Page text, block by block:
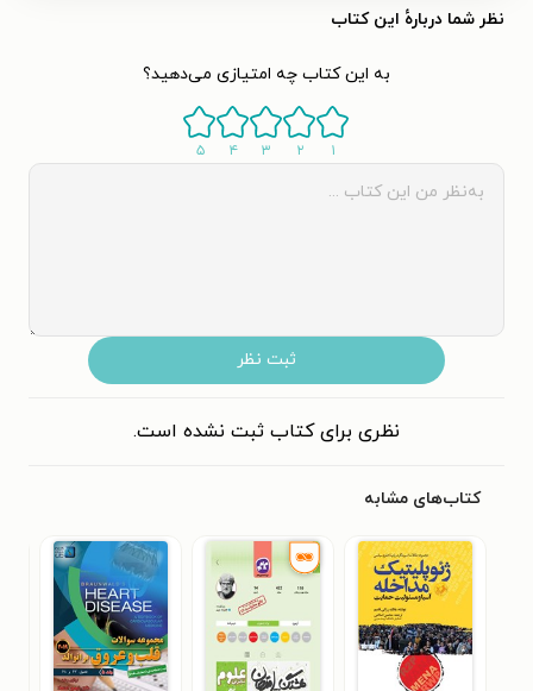
نظر شما دربارهٔ این کتاب
به این کتاب چه امتیازی می‌دهید؟
۱ ۲ ۳ ۴ ۵
ثبت نظر
نظری برای کتاب ثبت نشده است.
کتاب‌های مشابه